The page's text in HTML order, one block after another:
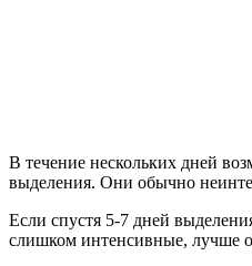
В течение нескольких дней
выделения. Они обычно
Если спустя 5-7 дней
слишком интенсивные, лучше